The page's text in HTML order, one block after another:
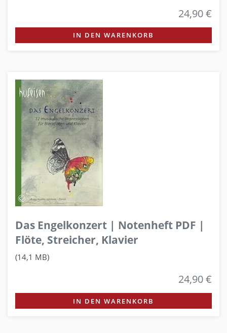
24,90 €
IN DEN WARENKORB
Das Engelkonzert | Notenheft PDF |
Flöte, Streicher, Klavier
(14,1 MB)
24,90 €
IN DEN WARENKORB